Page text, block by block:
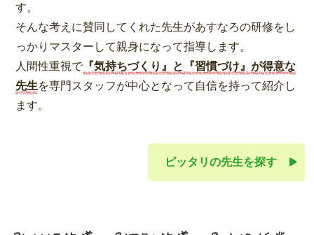
す。
そんな考えに賛同してくれた先生があすなろの研修をし
っかりマスターして親身になって指導します。
人間性重視で『気持ちづくり』と『習慣づけ』が得意な
先生を専門スタッフが中心となって自信を持って紹介し
ます。
ピッタリの先生を探す